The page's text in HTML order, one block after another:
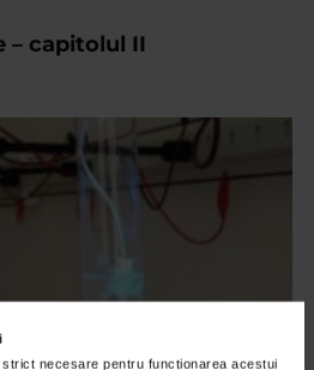
necesare pentru funcționarea acestui
– capitolul II